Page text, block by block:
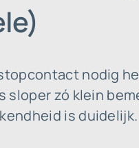
nodig
sloper zó klein
is duidelijk.